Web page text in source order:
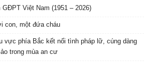
GĐPT Việt Nam (1951 – 2026)
con, một đứa cháu
vực phía Bắc kết nối tình pháp lữ, cúng dàng
trong mùa an cư